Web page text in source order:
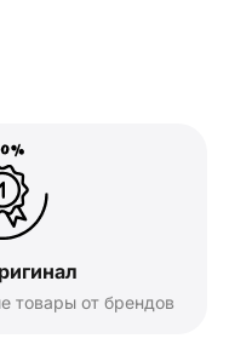
товары от брендов